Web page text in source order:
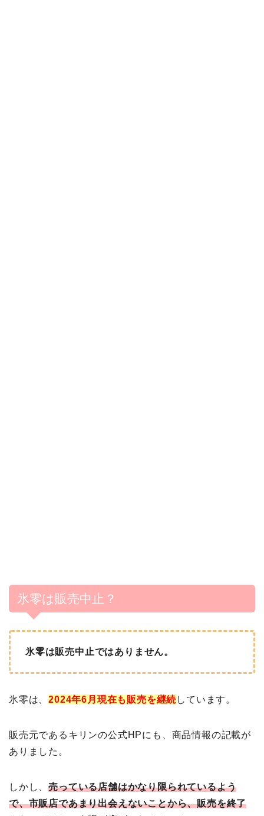
氷零は販売中止？
氷零は販売中止ではありません。
氷零は、2024年6月現在も販売を継続 しています。
販売元であるキリンの公式HPにも、商品情報の記載が
ありました。
しかし、売っている店舗はかなり限られているよう
で、市販店であまり出会えないことから、販売を終了